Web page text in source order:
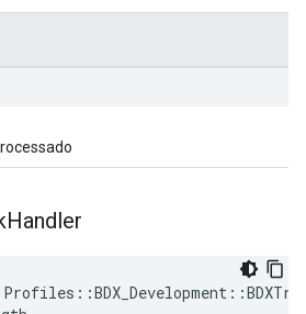
Handler